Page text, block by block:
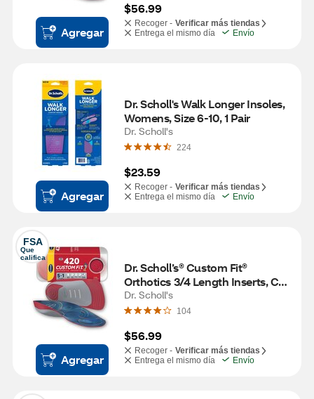
Agregar
$56.99
Recoger - Verificar más tiendas
Entrega el mismo día
Envío
Agregar
Dr. Scholl's Walk Longer Insoles,
Womens, Size 6-10, 1 Pair
Dr. Scholl's
224
$23.59
Recoger - Verificar más tiendas
Entrega el mismo día
Envío
FSA
Que
califica
Agregar
Dr. Scholl’s® Custom Fit®
Orthotics 3/4 Length Inserts, CF
420, Insoles Fit Men & Womens
Shoes
Dr. Scholl's
104
$56.99
Recoger - Verificar más tiendas
Entrega el mismo día
Envío